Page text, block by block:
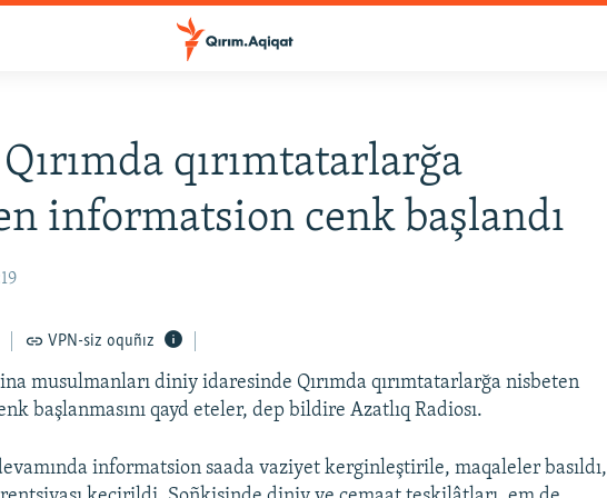
qırımtatarlarğa
informatsion cenk başlandı
VPN-siz oquñız
musulmanları diniy idaresinde Qırımda qırımtatarlarğa nisbeten
başlanmasını qayd eteler, dep bildire Azatlıq Radiosı.
informatsion saada vaziyet kerginleştirile, maqaleler basıldı,